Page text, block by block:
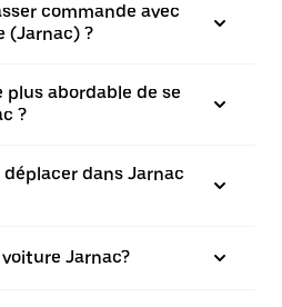
commande avec
(Jarnac) ?
plus abordable de se
?
dans Jarnac
Jarnac?